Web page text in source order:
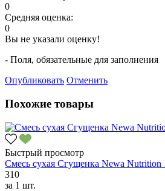
0
Средняя оценка:
0
Вы не указали оценку!
- Поля, обязательные для заполнения
Опубликовать Отменить
Похожие товары
Быстрый просмотр
Смесь сухая Сгущенка Newa Nutrition
310
за 1 шт.